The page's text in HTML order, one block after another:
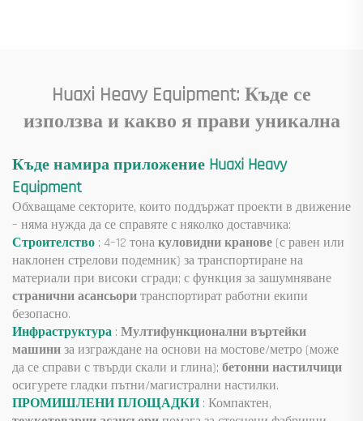
Huaxi Heavy Equipment: Къде се
използва и какво я прави уникална
Къде намира приложение Huaxi Heavy
Equipment
Обхващаме секторите, които поддържат проекти в движение
– няма нужда да се справяте с няколко доставчика:
Строителство : 4–12 тонакуловидни кранове (с равен или
наклонен стрелови подемник) за транспортиране на
материали при високи сгради; с функция за зашумняване
странични асансьоритранспортират работни екипи
безопасно.
Инфраструктура : Мултифункционални въртейки
машиниза изграждане на основи на мостове/метро (може
да се справи с твърди скали и глина); бетонни настилчици
осигурете гладки пътни/магистрални настилки.
ПРОМИШЛЕНИ ПЛОЩАДКИ: Компактен,